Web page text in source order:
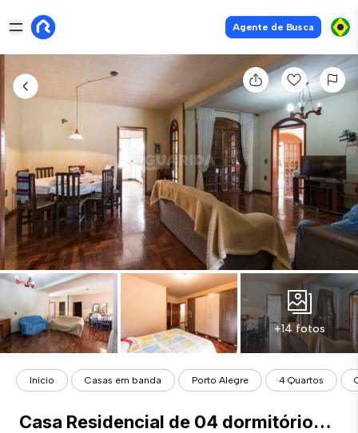
Agente de Busca
+14 fotos
Início Casas em banda Porto Alegre 4 Quartos
Casa Residencial de 04 dormitórios, sendo 02 suítes no bairro Pitinga. - COD: 20852